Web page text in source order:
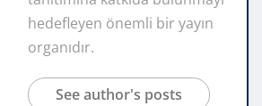
hedefleyen önemli bir yayın
organıdır.
See author's posts